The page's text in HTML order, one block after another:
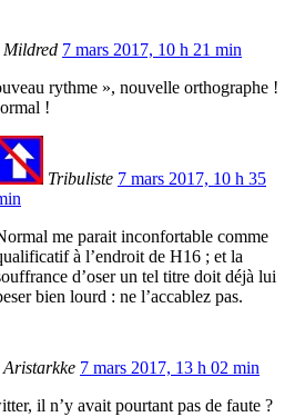
Mildred 7 mars 2017, 10 h 21 min
rythme », nouvelle orthographe !
!
Tribuliste 7 mars 2017, 10 h 35
me parait inconfortable comme
à l’endroit de H16 ; et la
d’oser un tel titre doit déjà lui
bien lourd : ne l’accablez pas.
Aristarkke 7 mars 2017, 13 h 02 min
il n’y avait pourtant pas de faute ?